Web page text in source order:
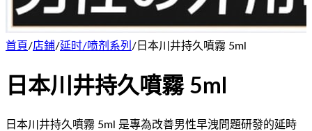
首頁/店鋪/延时/喷剂系列 / 日本川井持久噴霧 5ml
日本川井持久噴霧 5ml
日本川井持久噴霧 5ml 是專為改善男性早洩問題研發的延時